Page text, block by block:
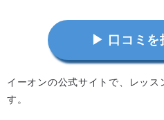
▶ 口コミを
イーオンの公式サイトで、レッス
す。